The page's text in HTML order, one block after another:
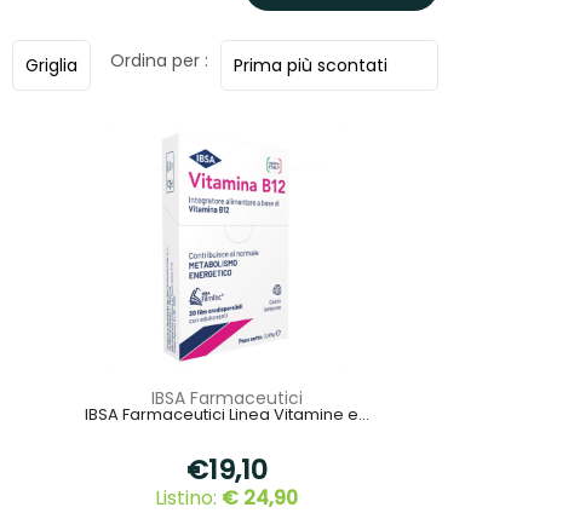
Ordina per :
IBSA Farmaceutici
IBSA Farmaceutici Linea Vitamine e...
€19,10
Listino: € 24,90